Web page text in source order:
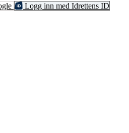
Logg inn med Idrettens ID